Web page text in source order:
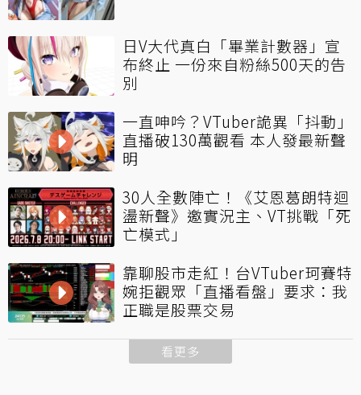
日V大代真白「畢業計數器」宣
布終止 一份來自粉絲500天的告
別
一直呻吟？VTuber詭異「抖動」
直播破130萬觀看 本人發最新聲
明
30人全數陣亡！《艾恩葛朗特迴
盪新聲》邀實況主、VT挑戰「死
亡模式」
靠聊股市走紅！台VTuber珂賽特
婉拒觀眾「直播看盤」要求：我
正職是股票交易
看更多